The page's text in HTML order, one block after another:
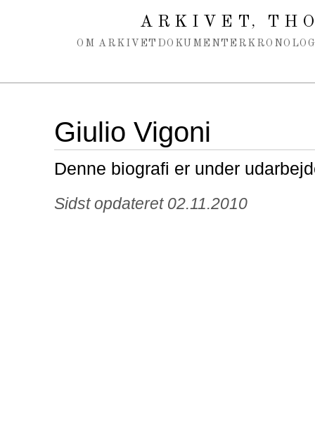
ARKIVET,
OM ARKIVET DOKUMENTER
Giulio Vigoni
Denne biografi er under
Sidst opdateret 02.11.2010